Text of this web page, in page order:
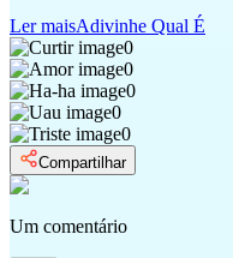
Ler maisAdivinhe Qual É
0
0
0
0
0
Compartilhar
Um comentário